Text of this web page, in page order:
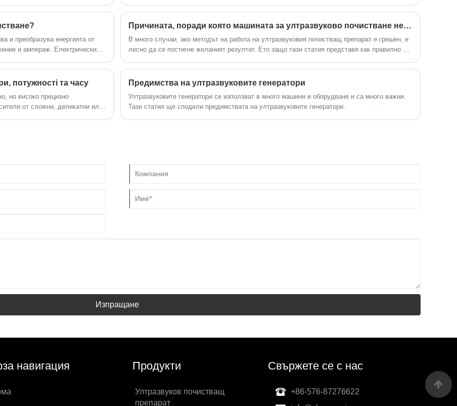
промишленост и др.
възрасти.
и преобразува енергията от
и ампераж. Електрическият
Причината, поради която машината за ултразвуково почистване не е чиста
В много случаи, ако методът на работа на ултразвуковия почистващ препарат е грешен, е
лесно да се постигне желаният резултат. Ето защо тази статия представя как правилно да
потужності та часу
но високо прецизно
от сложни, деликатни или
от масло, оксиди, полиращи
Предимства на ултразвуковите генератори
Ултразвуковите генератори се използват в много машини и оборудване и са много важни.
Тази статия ще сподели предимствата на ултразвуковите генератори.
Изпращане
навигация Продукти
Ултразвуков почистващ
препарат
Свържете се с нас
+86-576-87276622